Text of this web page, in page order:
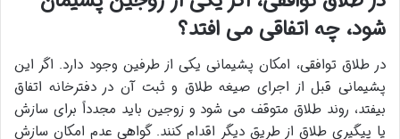
شود، چه اتفاقی می افتد؟
در طلاق توافقی، امکان پشیمانی یکی از طرفین وجود دارد. اگر این
پشیمانی قبل از اجرای صیغه طلاق و ثبت آن در دفترخانه اتفاق
بیفتد، روند طلاق متوقف می شود و زوجین باید مجدداً برای سازش
یا پیگیری طلاق از طریق دیگر اقدام کنند. گواهی عدم امکان سازش